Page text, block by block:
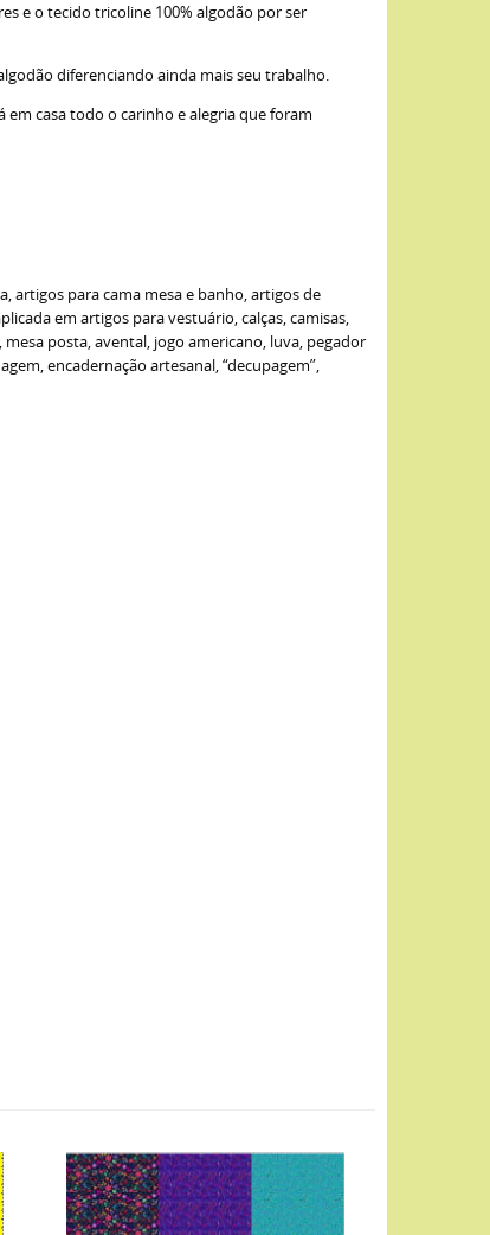
e o tecido tricoline 100% algodão por ser
diferenciando ainda mais seu trabalho.
casa todo o carinho e alegria que foram
artigos para cama mesa e banho, artigos de
em artigos para vestuário, calças, camisas,
posta, avental, jogo americano, luva, pegador
encadernação artesanal, “decupagem”,